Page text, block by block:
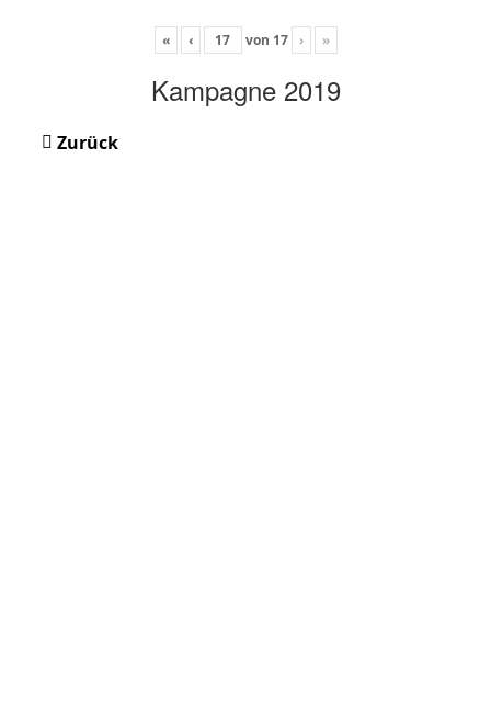
« ‹ von 17 › »
Kampagne 2019
Zurück